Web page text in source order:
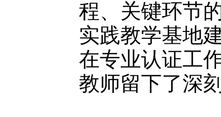
程、关键环节
实践教学基地
在专业认证工
教师留下了深